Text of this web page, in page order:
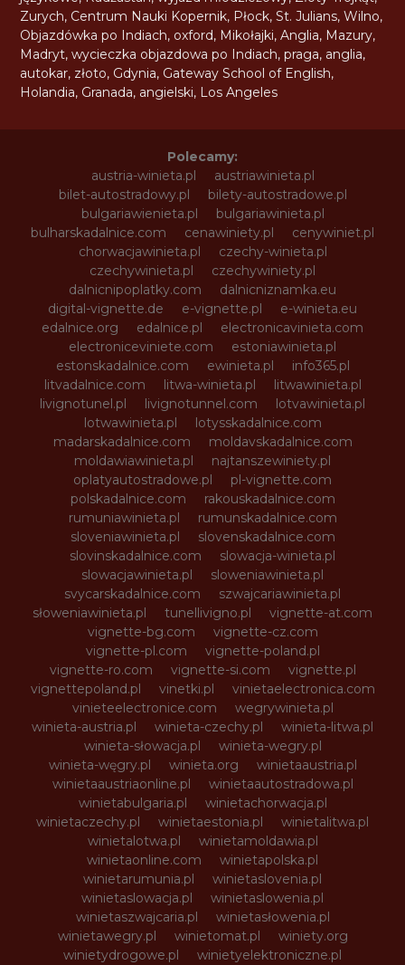
Zurych, Centrum Nauki Kopernik, Płock,St. Julians,Wilno,
Objazdówka po Indiach, oxford, Mikołajki,Anglia, Mazury,
Madryt,wycieczka objazdowa po Indiach,praga, anglia,
autokar, złoto, Gdynia, Gateway School of English,
Holandia, Granada, angielski, Los Angeles
Polecamy:
austria-winieta.pl
austriawinieta.pl
bilet-autostradowy.pl
bilety-autostradowe.pl
bulgariawienieta.pl
bulgariawinieta.pl
bulharskadalnice.com
cenawiniety.pl
cenywiniet.pl
chorwacjawinieta.pl
czechy-winieta.pl
czechywinieta.pl
czechywiniety.pl
dalnicnipoplatky.com
dalnicniznamka.eu
digital-vignette.de
e-vignette.pl
e-winieta.eu
edalnice.org
edalnice.pl
electronicavinieta.com
electroniceviniete.com
estoniawinieta.pl
estonskadalnice.com
ewinieta.pl
info365.pl
litvadalnice.com
litwa-winieta.pl
litwawinieta.pl
livignotunel.pl
livignotunnel.com
lotvawinieta.pl
lotwawinieta.pl
lotysskadalnice.com
madarskadalnice.com
moldavskadalnice.com
moldawiawinieta.pl
najtanszewiniety.pl
oplatyautostradowe.pl
pl-vignette.com
polskadalnice.com
rakouskadalnice.com
rumuniawinieta.pl
rumunskadalnice.com
sloveniawinieta.pl
slovenskadalnice.com
slovinskadalnice.com
slowacja-winieta.pl
slowacjawinieta.pl
sloweniawinieta.pl
svycarskadalnice.com
szwajcariawinieta.pl
słoweniawinieta.pl
tunellivigno.pl
vignette-at.com
vignette-bg.com
vignette-cz.com
vignette-pl.com
vignette-poland.pl
vignette-ro.com
vignette-si.com
vignette.pl
vignettepoland.pl
vinetki.pl
vinietaelectronica.com
vinieteelectronice.com
wegrywinieta.pl
winieta-austria.pl
winieta-czechy.pl
winieta-litwa.pl
winieta-słowacja.pl
winieta-wegry.pl
winieta-węgry.pl
winieta.org
winietaaustria.pl
winietaaustriaonline.pl
winietaautostradowa.pl
winietabulgaria.pl
winietachorwacja.pl
winietaczechy.pl
winietaestonia.pl
winietalitwa.pl
winietalotwa.pl
winietamoldawia.pl
winietaonline.com
winietapolska.pl
winietarumunia.pl
winietaslovenia.pl
winietaslowacja.pl
winietaslowenia.pl
winietaszwajcaria.pl
winietasłowenia.pl
winietawegry.pl
winietomat.pl
winiety.org
winietydrogowe.pl
winietyelektroniczne.pl